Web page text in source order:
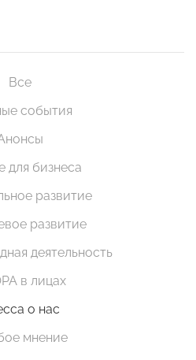
Все
события
для бизнеса
развитие
развитие
деятельность
в лицах
о нас
мнение